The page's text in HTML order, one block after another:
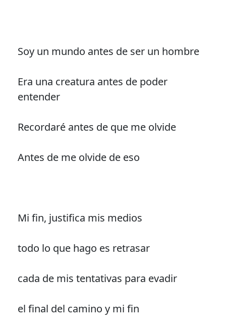
Soy un mundo antes de ser un hombre
Era una creatura antes de poder
entender
Recordaré antes de que me olvide
Antes de me olvide de eso
Mi fin, justifica mis medios
todo lo que hago es retrasar
cada de mis tentativas para evadir
el final del camino y mi fin